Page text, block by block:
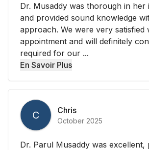
Dr. Musaddy was thorough in her
and provided sound knowledge
approach. We were very satisfied
appointment and will definitely
required for our ...
En Savoir Plus
C Chris
October 2025
Dr. Parul Musaddy was excellent,